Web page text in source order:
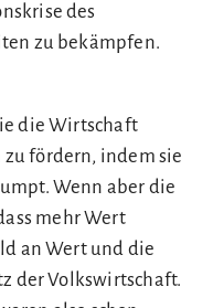
des
zu bekämpfen.
die Wirtschaft
fördern, indem sie
Wenn aber die
mehr Wert
an Wert und die
der Volkswirtschaft.